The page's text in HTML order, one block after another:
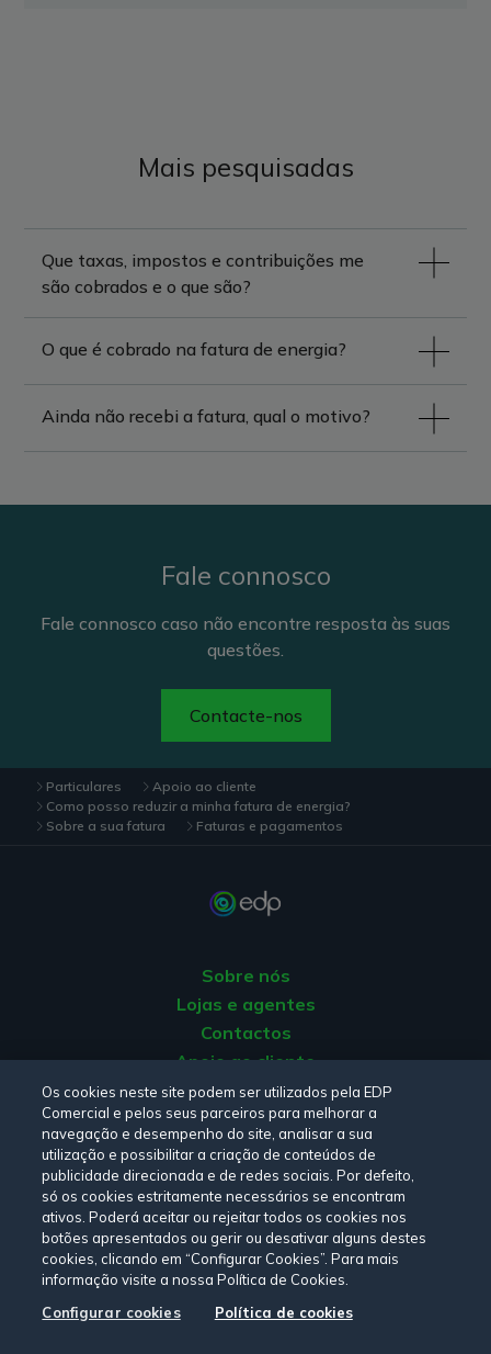
Mais pesquisadas
Que taxas, impostos e contribuições me
são cobrados e o que são?
O que é cobrado na fatura de energia?
Ainda não recebi a fatura, qual o motivo?
Fale connosco
Fale connosco caso não encontre resposta às suas
questões.
Contacte-nos
Particulares
Apoio ao cliente
Como posso reduzir a minha fatura de energia?
Sobre a sua fatura
Faturas e pagamentos
Sobre nós
Lojas e agentes
Contactos
Apoio ao cliente
Origem da energia
Livro de reclamações
Consulte a nossa Política de privacidade, Política de cookies
Termos e CondiçõeseDeclaração de Acessibilidade.
Siga-nos:
Os cookies neste site podem ser utilizados pela EDP
Comercial e pelos seus parceiros para melhorar a
navegação e desempenho do site, analisar a sua
utilização e possibilitar a criação de conteúdos de
publicidade direcionada e de redes sociais. Por defeito,
só os cookies estritamente necessários se encontram
ativos. Poderá aceitar ou rejeitar todos os cookies nos
botões apresentados ou gerir ou desativar alguns destes
cookies, clicando em “Configurar Cookies”. Para mais
informação visite a nossa Política de Cookies.
Configurar cookies
Política de cookies